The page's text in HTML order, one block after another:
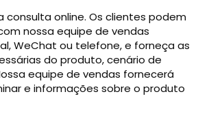
consulta online. Os clientes podem
nossa equipe de vendas
WeChat ou telefone, e forneça as
do produto, cenário de
equipe de vendas fornecerá
e informações sobre o produto